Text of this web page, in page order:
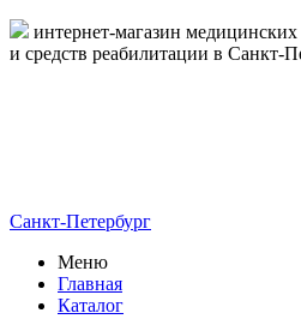
интернет-магазин медицинских
и средств реабилитации в Санкт-
Санкт-Петербург
Меню
Главная
Каталог